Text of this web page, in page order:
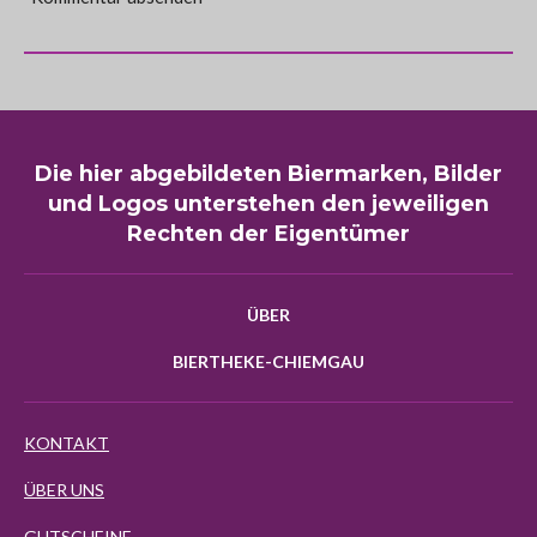
Die hier abgebildeten Biermarken, Bilder
und Logos unterstehen den jeweiligen
Rechten der Eigentümer
ÜBER
BIERTHEKE-CHIEMGAU
KONTAKT
ÜBER UNS